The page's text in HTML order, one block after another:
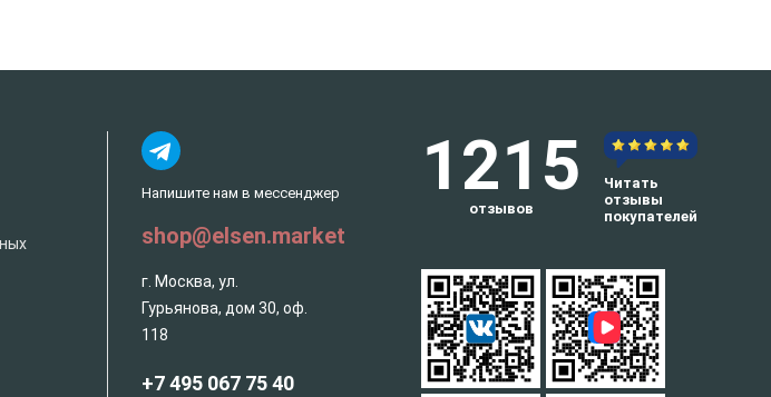
Напишите нам в мессенджер
shop@elsen.market
г. Москва, ул.
Гурьянова, дом 30, оф.
118
+7 495 067 75 40
1215
отзывов
Читать
отзывы
покупателей